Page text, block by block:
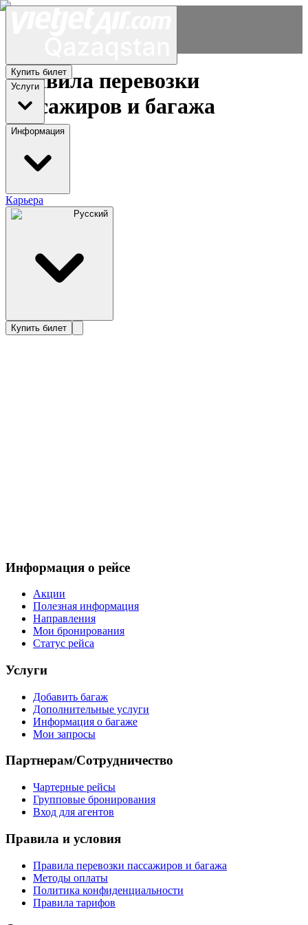
Купить билет
Услуги
Информация
Карьера
Русский
Купить билет
Правила перевозки
пассажиров и багажа
Информация о рейсе
Акции
Полезная информация
Направления
Мои бронирования
Статус рейса
Услуги
Добавить багаж
Дополнительные услуги
Информация о багаже
Мои запросы
Партнерам/Сотрудничество
Чартерные рейсы
Групповые бронирования
Вход для агентов
Правила и условия
Правила перевозки пассажиров и багажа
Методы оплаты
Политика конфиденциальности
Правила тарифов